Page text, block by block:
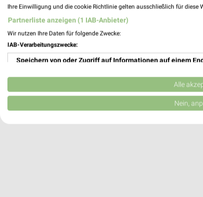
497,92 km
Ihre Einwilligung und die cookie Richtlinie gelten ausschließlich für diese
Partnerliste anzeigen (1 IAB-Anbieter)
Wir nutzen Ihre Daten für folgende Zwecke:
IAB-Verarbeitungszwecke:
Speichern von oder Zugriff auf Informationen auf einem
Verwendung reduzierter Daten zur Auswahl von
Erstellung von Profilen für personalisierte Werbung
Alle
Nein,